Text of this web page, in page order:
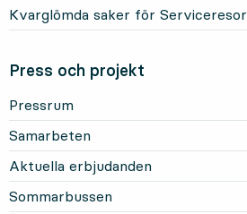
Kvarglömda saker för Serviceresor
Press och projekt
Pressrum
Samarbeten
Aktuella erbjudanden
Sommarbussen